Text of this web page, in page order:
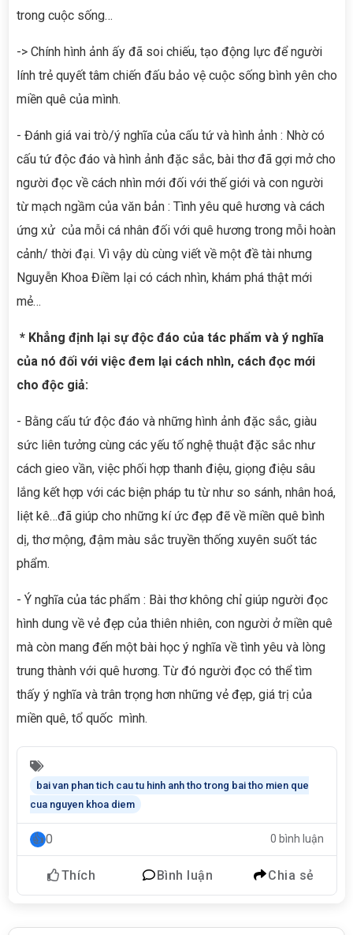
trong cuộc sống…
-> Chính hình ảnh ấy đã soi chiếu, tạo động lực để người
lính trẻ quyết tâm chiến đấu bảo vệ cuộc sống bình yên cho
miền quê của mình.
- Đánh giá vai trò/ý nghĩa của cấu tứ và hình ảnh : Nhờ có
cấu tứ độc đáo và hình ảnh đặc sắc, bài thơ đã gợi mở cho
người đọc về cách nhìn mới đối với thế giới và con người
từ mạch ngầm của văn bản : Tình yêu quê hương và cách
ứng xử của mỗi cá nhân đối với quê hương trong mỗi hoàn
cảnh/ thời đại. Vì vậy dù cùng viết về một đề tài nhưng
Nguyễn Khoa Điềm lại có cách nhìn, khám phá thật mới
mẻ…
* Khẳng định lại sự độc đáo của tác phẩm và ý nghĩa
của nó đối với việc đem lại cách nhìn, cách đọc mới
cho độc giả:
- Bằng cấu tứ độc đáo và những hình ảnh đặc sắc, giàu
sức liên tưởng cùng các yếu tố nghệ thuật đặc sắc như
cách gieo vần, việc phối hợp thanh điệu, giọng điệu sâu
lắng kết hợp với các biện pháp tu từ như so sánh, nhân hoá,
liệt kê…đã giúp cho những kí ức đẹp đẽ về miền quê bình
dị, thơ mộng, đậm màu sắc truyền thống xuyên suốt tác
phẩm.
- Ý nghĩa của tác phẩm : Bài thơ không chỉ giúp người đọc
hình dung về vẻ đẹp của thiên nhiên, con người ở miền quê
mà còn mang đến một bài học ý nghĩa về tình yêu và lòng
trung thành với quê hương. Từ đó người đọc có thể tìm
thấy ý nghĩa và trân trọng hơn những vẻ đẹp, giá trị của
miền quê, tổ quốc mình.
bai van phan tich cau tu hinh anh tho trong bai tho mien que
cua nguyen khoa diem
0 0 bình luận
Thích Bình luận Chia sẻ